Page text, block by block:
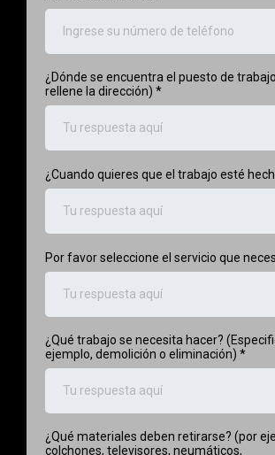
¿Dónde se encuentra el puesto de
rellene la dirección) *
¿Cuando quieres que el trabajo esté
Por favor seleccione el servicio que
Tu respuesta aquí
¿Qué trabajo se necesita hacer?
ejemplo, demolición o eliminación) *
¿Qué materiales deben retirarse? (por
colchones, televisores, neumáticos,